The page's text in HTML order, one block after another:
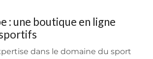
: une boutique en ligne
dans le domaine du sport